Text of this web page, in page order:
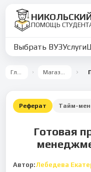
ПОМОЩЬ
Выбрать ВУЗУслуги
Главная Магазин работ
Реферат Тайм-
Готовая
Автор:Лебедева